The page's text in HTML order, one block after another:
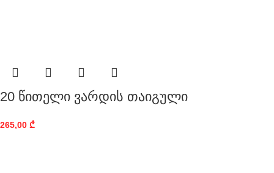
20 წითელი ვარდის თაიგული
265,00 ₾